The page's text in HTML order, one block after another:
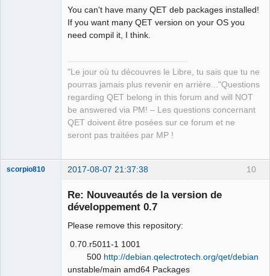
You can't have many QET deb packages installed!
If you want many QET version on your OS you
need compil it, I think.
"Le jour où tu découvres le Libre, tu sais que tu ne
pourras jamais plus revenir en arrière..."Questions
regarding QET belong in this forum and will NOT
be answered via PM! – Les questions concernant
QET doivent être posées sur ce forum et ne
seront pas traitées par MP !
10
scorpio810 2017-08-07 21:37:38
Re: Nouveautés de la version de
développement 0.7
Please remove this repository:
0.70.r5011-1 1001
500 http://debian.qelectrotech.org/qet/debian
unstable/main amd64 Packages